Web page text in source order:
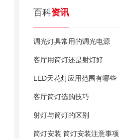
百科资讯
调光灯具常用的调光电源
客厅用筒灯还是射灯好
LED天花灯应用范围有哪些
客厅筒灯选购技巧
射灯与筒灯的区别
筒灯安装 筒灯安装注意事项